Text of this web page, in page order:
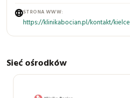
STRONA WWW:
https://klinikabocian.pl/kontakt/kielce
Sieć ośrodków
BAZA
OŚRODKÓW